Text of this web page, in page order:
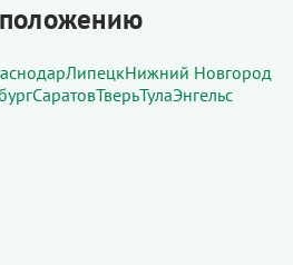
ЛипецкНижний Новгород
СаратовТверьТулаЭнгельс